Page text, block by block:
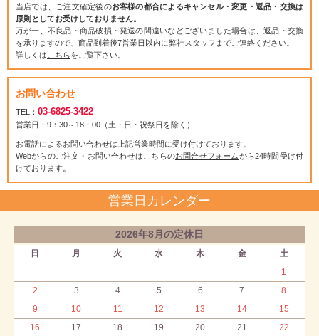
当店では、ご注文確定後のお客様の都合によるキャンセル・変更・返品・交換は
原則としてお受けしておりません。
万が一、不良品・商品破損・発送の間違いなどございました場合は、返品・交換
を承りますので、商品到着後7営業日以内に弊社スタッフまでご連絡ください。
詳しくは こちらをご覧下さい。
お問い合わせ
TEL： 03-6825-3422
営業日：9：30～18：00（土・日・祝祭日を除く）
お電話によるお問い合わせは上記営業時間に受け付けております。
Webからのご注文・お問い合わせはこちらのお問合せフォームから24時間受け付
けております。
営業日カレンダー
2026年8月の定休日
日 月 火 水 木 金
土
1
2
3 4 5 6 7
8
9
10 11 12 13 14
15
16
17 18 19 20 21
22